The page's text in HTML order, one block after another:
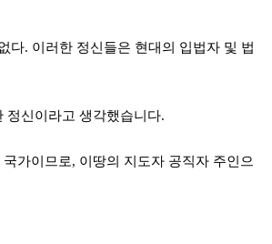
다. 이러한 정신들은 현대의 입법자 및 법
정신이라고 생각했습니다.
가이므로, 이땅의 지도자 공직자 주인으